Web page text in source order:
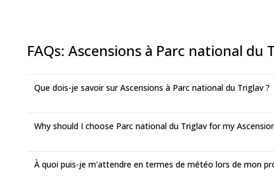
FAQs: Ascensions à Parc national du
Que dois-je savoir sur Ascensions à Parc national du Triglav ?
Why should I choose Parc national du Triglav for my
À quoi puis-je m'attendre en termes de météo lors de mon